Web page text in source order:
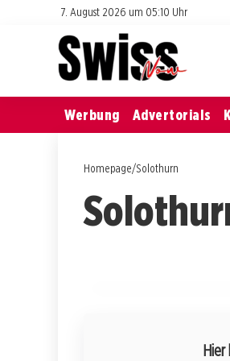
7. August 2026 um 05:10 Uhr
Werbung Advertorials
Homepage/Solothurn
25. Juli 2026
Feuerwerksverbot
Nationalfeiertag: